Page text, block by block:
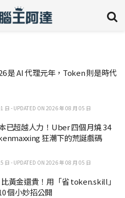
是 AI 代理元年，Token 則是時代
日 - UPDATED ON 2026 年 08 月 05 日
已超越人力！Uber 四個月燒 34
狂潮下的荒誕戲碼
日 - UPDATED ON 2026 年 08 月 05 日
黃金還貴！用「省 token.skill」
個小妙招公開